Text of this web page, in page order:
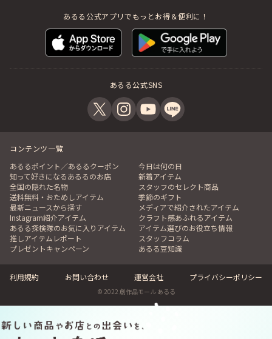
あるる公式アプリでもっとお得＆便利に！
あるる公式SNS
コンテンツ一覧
あるるポイント／あるるクーポン
今日は何の日
知って好きになるあるるのお店
新着アイテム
全国の隠れた名物
スタッフのセレクト商品
送料無料・おためしアイテム
季節のギフト
最新ニュースから探す
メディアで紹介されたアイテム
Instagram紹介アイテム
クラフト感あふれるアイテム
あるる探検隊のお気に入りアイテム
アイテム選びのお役立ち情報
推しアイテムレポート
スタッフコラム
プレゼントキャンペーン
あるる豆知識
利用規約 お問い合わせ 運営会社 プライバシーポリシー
© 2022 創作品モール あるる